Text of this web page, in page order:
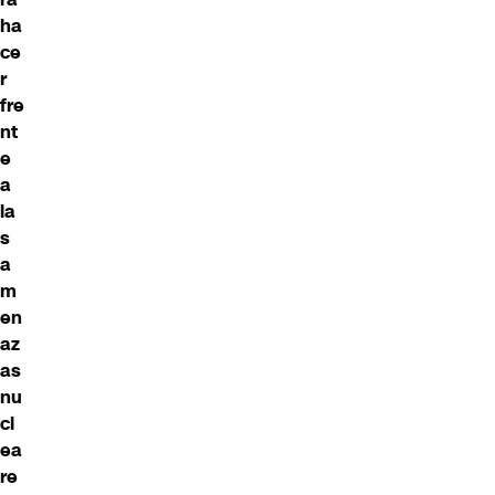
ha
ce
r
fre
nt
e
a
la
s
a
m
en
az
as
nu
cl
ea
re